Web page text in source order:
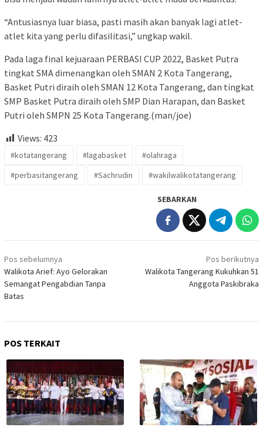
“Antusiasnya luar biasa, pasti masih akan banyak lagi atlet-
atlet kita yang perlu difasilitasi,” ungkap wakil.
Pada laga final kejuaraan PERBASI CUP 2022, Basket Putra
tingkat SMA dimenangkan oleh SMAN 2 Kota Tangerang,
Basket Putri diraih oleh SMAN 12 Kota Tangerang, dan tingkat
SMP Basket Putra diraih oleh SMP Dian Harapan, dan Basket
Putri oleh SMPN 25 Kota Tangerang.(man/joe)
Views: 423
#kotatangerang #lagabasket
#olahraga
#perbasitangerang
#Sachrudin #wakilwalikotatangerang
SEBARKAN
Navigasi
pos
Pos sebelumnya
Walikota Arief: Ayo Gelorakan
Semangat Pengabdian Tanpa
Batas
Pos berikutnya
Walikota Tangerang Kukuhkan 51
Anggota Paskibraka
POS TERKAIT